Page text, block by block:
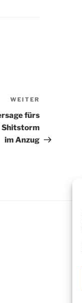
Beitrag
WEITER
fürs
Shitstorm
im Anzug